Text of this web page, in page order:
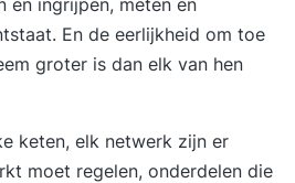
En de eerlijkheid om toe
groter is dan elk van hen
keten, elk netwerk zijn er
moet regelen, onderdelen die